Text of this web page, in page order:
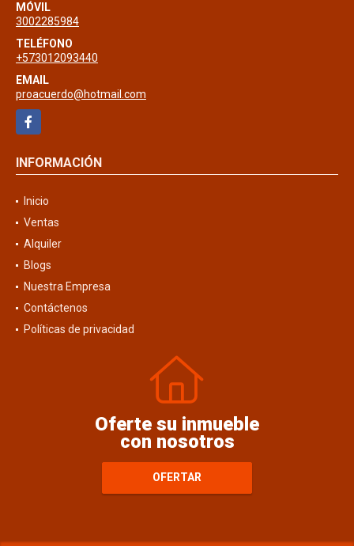
MÓVIL
3002285984
TELÉFONO
+573012093440
EMAIL
proacuerdo@hotmail.com
Facebook
INFORMACIÓN
Inicio
Ventas
Alquiler
Blogs
Nuestra Empresa
Contáctenos
Políticas de privacidad
Oferte su inmueble
con nosotros
OFERTAR